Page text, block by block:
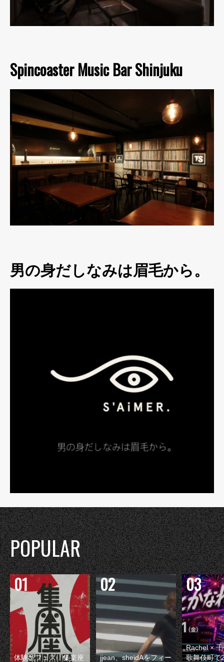
Spincoaster Music Bar Shinjuku
男の身だしなみは眉毛から。
POPULAR
体験型フェス『集楽座
jjean、sheidAをフィー
Rachel ×
歌舞伎町で